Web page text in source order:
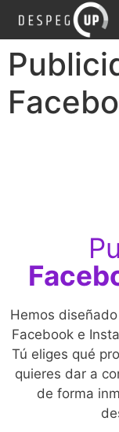
Hemos
Facebook e
Tú eliges qué
quieres dar a
de forma